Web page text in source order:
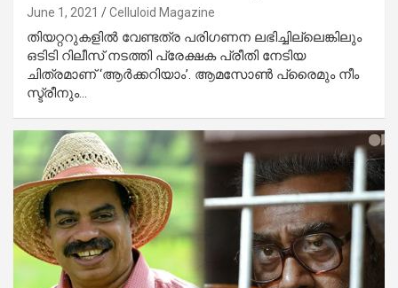
June 1, 2021 Celluloid Magazine
തിയറ്ററുകളില്‍ വേണ്ടത്ര പരിഗണന ലഭിച്ചില്ലെങ്കിലും
ഒടിടി റിലീസ് നടത്തി പ്രേക്ഷക പ്രീതി നേടിയ
ചിത്രമാണ് ‘ആര്‍ക്കറിയാം’. ആമസോണ്‍ പ്രൈമും നീം
സ്ട്രീനും…